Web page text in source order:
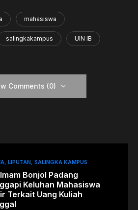
mahasiswa
salingkakampus UIN IB
Comments (0)
LIPUTAN SALINGKA KAMPUS
Bonjol Padang
Keluhan Mahasiswa
Terkait Uang Kuliah